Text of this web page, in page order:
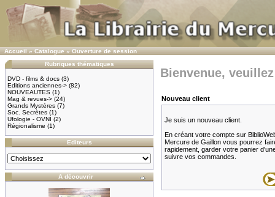
Accueil»Catalogue»Ouverture de session
Rubriques thématiques
DVD - films & docs (3)
Editions anciennes-> (82)
NOUVEAUTES (1)
Mag & revues-> (24)
Grands Mystères (7)
Soc. Secrètes (1)
Ufologie - OVNI (2)
Régionalisme (1)
Editeurs
A découvrir
Bienvenue,
Nouveau client
Je suis un nouveau client.
En créant votre compte sur
Mercure de Gaillon vous pourrez
rapidement, garder votre panier
suivre vos commandes.